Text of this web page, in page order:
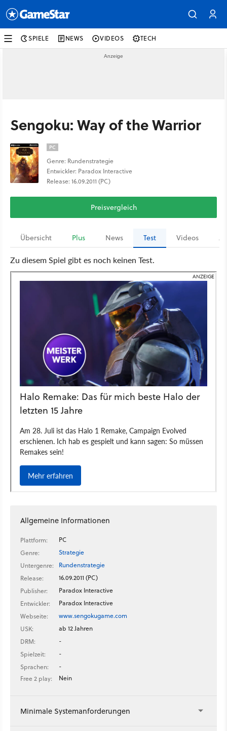
SPIELE NEWS VIDEOS TECH
Sengoku: Way of the Warrior
PC
Genre: Rundenstrategie
Entwickler: Paradox Interactive
Release: 16.09.2011 (PC)
Preisvergleich
Übersicht Plus News Test Videos
Zu diesem Spiel gibt es noch keinen Test.
Allgemeine Informationen
Plattform:
PC
Genre:
Strategie
Untergenre:
Rundenstrategie
Release:
16.09.2011 (PC)
Publisher:
Paradox Interactive
Entwickler:
Paradox Interactive
Webseite:
www.sengokugame.com
USK:
ab 12 Jahren
DRM:
-
Spielzeit:
-
Sprachen:
-
Free 2 play:
Nein
Minimale Systemanforderungen